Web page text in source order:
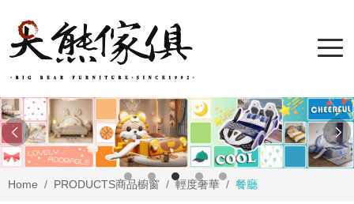
Home PRODUCTS商品櫥窗 輕度奢華 餐廳